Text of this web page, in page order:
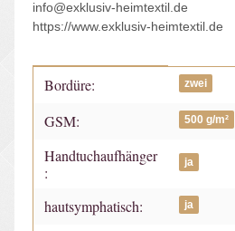
info@exklusiv-heimtextil.de
https://www.exklusiv-heimtextil.de
Produkteigenschaft
Wert
Bordüre: zwei
GSM: 500 g/m²
Handtuchaufhänger
:
ja
hautsymphatisch: ja